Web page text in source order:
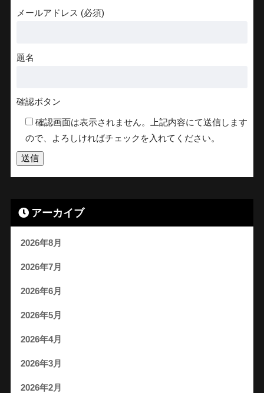
メールアドレス (必須)
題名
確認ボタン
確認画面は表示されません。上記内容にて送信します
ので、よろしければチェックを入れてください。
アーカイブ
2026年8月
2026年7月
2026年6月
2026年5月
2026年4月
2026年3月
2026年2月